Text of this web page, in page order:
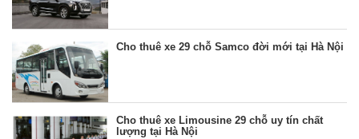
Cho thuê xe 29 chỗ Samco đời mới tại Hà Nội
Cho thuê xe Limousine 29 chỗ uy tín chất
lượng tại Hà Nội